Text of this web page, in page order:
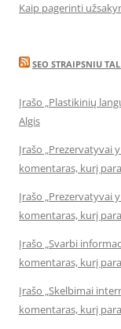
Kaip pagerinti
SEO STRAIPSNIU
Įrašo „Plastikinių
Algis
Įrašo „Prezervatyvai
komentaras, kurį
Įrašo „Prezervatyvai
komentaras, kurį
Įrašo „Svarbi
komentaras, kurį
Įrašo „Skelbimai
komentaras, kurį